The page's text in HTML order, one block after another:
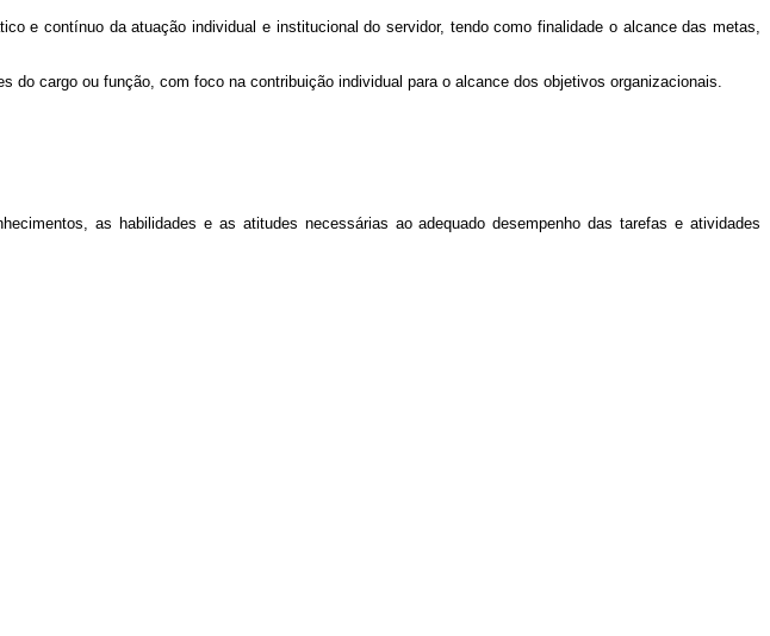
e contínuo da atuação individual e institucional do servidor, tendo como finalidade o alcance das metas,
cargo ou função, com foco na contribuição individual para o alcance dos objetivos organizacionais.
as habilidades e as atitudes necessárias ao adequado desempenho das tarefas e atividades